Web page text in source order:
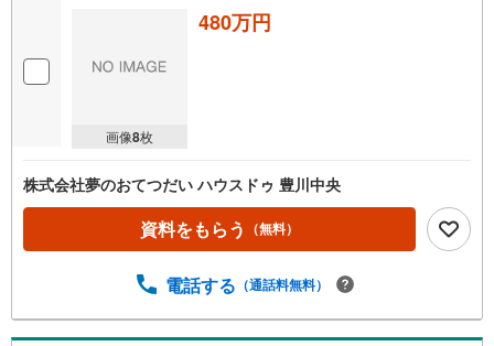
画像8枚
480万円
株式会社夢のおてつだい ハウスドゥ 豊川中央
資料をもらう （無料）
電話する （通話料無料）